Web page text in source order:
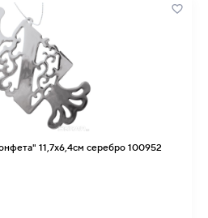
11,7х6,4см серебро 100952